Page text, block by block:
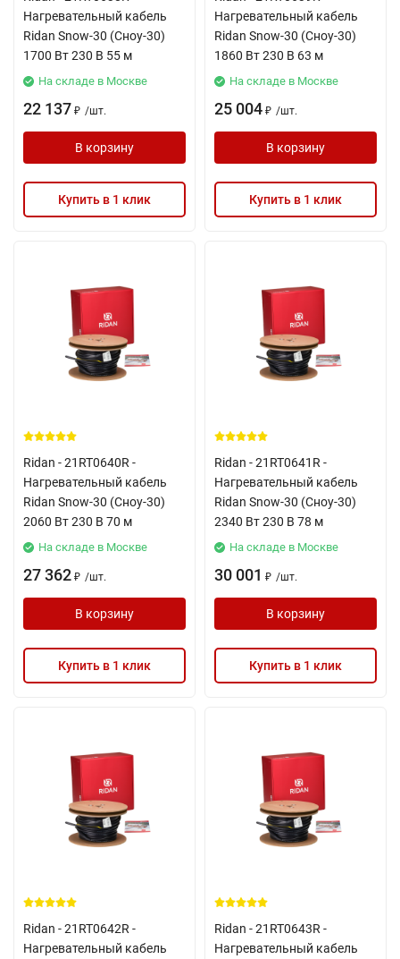
Нагревательный кабель
Ridan Snow-30 (Сноу-30)
1700 Вт 230 В 55 м
На складе в Москве
22 137 ₽ /шт.
В корзину
Купить в 1 клик
Нагревательный кабель
Ridan Snow-30 (Сноу-30)
1860 Вт 230 В 63 м
На складе в Москве
25 004 ₽ /шт.
В корзину
Купить в 1 клик
Ridan - 21RT0640R -
Нагревательный кабель
Ridan Snow-30 (Сноу-30)
2060 Вт 230 В 70 м
На складе в Москве
27 362 ₽ /шт.
В корзину
Купить в 1 клик
Ridan - 21RT0641R -
Нагревательный кабель
Ridan Snow-30 (Сноу-30)
2340 Вт 230 В 78 м
На складе в Москве
30 001 ₽ /шт.
В корзину
Купить в 1 клик
Ridan - 21RT0642R -
Нагревательный кабель
Ridan - 21RT0643R -
Нагревательный кабель